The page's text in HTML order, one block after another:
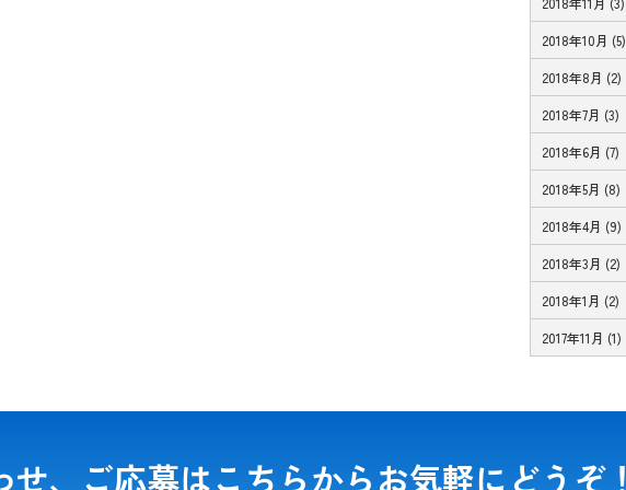
2018年10月 (5)
2018年8月 (2)
2018年7月 (3)
2018年6月 (7)
2018年5月 (8)
2018年4月 (9)
2018年3月 (2)
2018年1月 (2)
2017年11月 (1)
せ、ご応募はこちらからお気軽にどうぞ！